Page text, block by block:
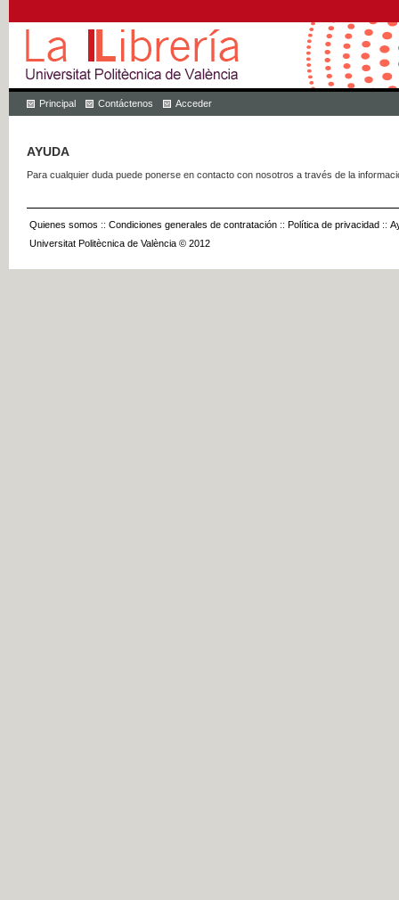
Principal Contáctenos Acceder
AYUDA
Para cualquier duda puede ponerse en contacto con nosotros a través de la
Quienes somos :: Condiciones generales de contratación :: Política de privacidad ::
Universitat Politècnica de València © 2012